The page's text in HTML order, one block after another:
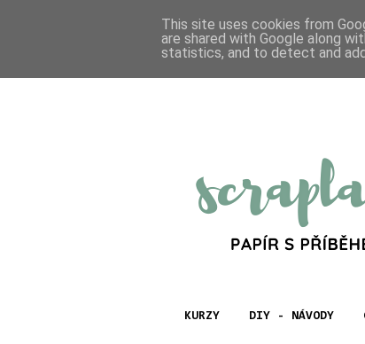
KURZY DIY - NÁVODY
This site uses cookies from
are shared with Google along
statistics, and to detect and